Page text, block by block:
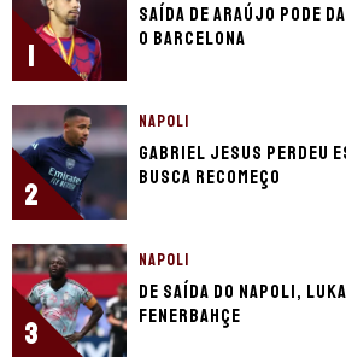
1
Saída de Araújo pode
o Barcelona
2
NAPOLI
Gabriel Jesus perdeu
busca recomeço
3
NAPOLI
De saída do Napoli,
Fenerbahçe